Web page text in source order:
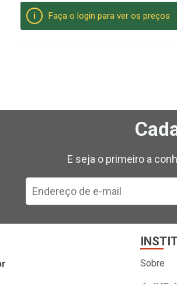
i Faça o login para ver os preços
E seja o primeiro a
Sobre